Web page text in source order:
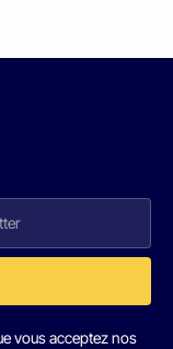
vous acceptez nos